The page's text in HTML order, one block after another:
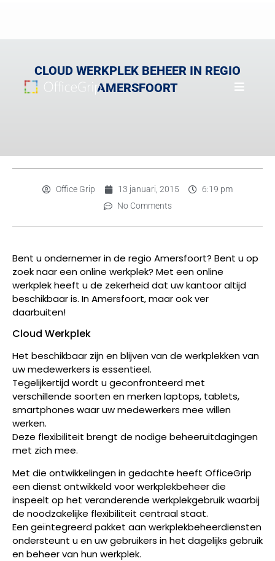
CLOUD WERKPLEK BEHEER IN REGIO
AMERSFOORT
Office Grip 13 januari, 2015
6:19 pm
No Comments
Bent u ondernemer in de regio Amersfoort? Bent u op
zoek naar een online werkplek? Met een online
werkplek heeft u de zekerheid dat uw kantoor altijd
beschikbaar is. In Amersfoort, maar ook ver
daarbuiten!
Cloud Werkplek
Het beschikbaar zijn en blijven van de werkplekken van
uw medewerkers is essentieel.
Tegelijkertijd wordt u geconfronteerd met
verschillende soorten en merken laptops, tablets,
smartphones waar uw medewerkers mee willen
werken.
Deze flexibiliteit brengt de nodige beheeruitdagingen
met zich mee.
Met die ontwikkelingen in gedachte heeft OfficeGrip
een dienst ontwikkeld voor werkplekbeheer die
inspeelt op het veranderende werkplekgebruik waarbij
de noodzakelijke flexibiliteit centraal staat.
Een geïntegreerd pakket aan werkplekbeheerdiensten
ondersteunt u en uw gebruikers in het dagelijks gebruik
en beheer van hun werkplek.